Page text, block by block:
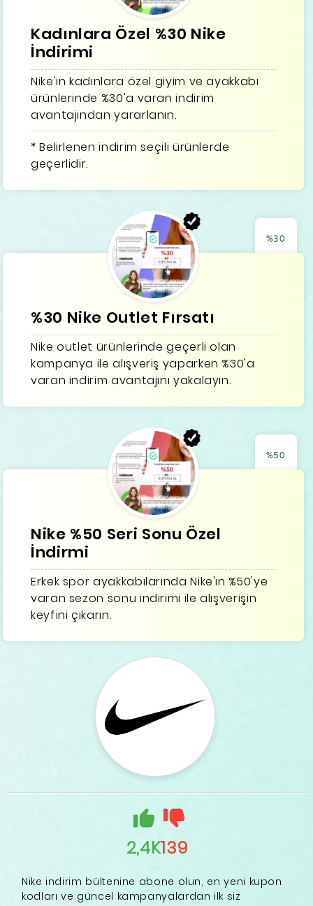
Kadınlara Özel %30 Nike
İndirimi
Nike'ın kadınlara özel giyim ve ayakkabı
ürünlerinde %30'a varan indirim
avantajından yararlanın.
* Belirlenen indirim seçili ürünlerde
geçerlidir.
%30
%30 Nike Outlet Fırsatı
Nike outlet ürünlerinde geçerli olan
kampanya ile alışveriş yaparken %30'a
varan indirim avantajını yakalayın.
%50
Nike %50 Seri Sonu Özel
İndirmi
Erkek spor ayakkabılarında Nike'ın %50'ye
varan sezon sonu indirimi ile alışverişin
keyfini çıkarın.
2,4K139
Nike indirim bültenine abone olun, en yeni kupon
kodları ve güncel kampanyalardan ilk siz